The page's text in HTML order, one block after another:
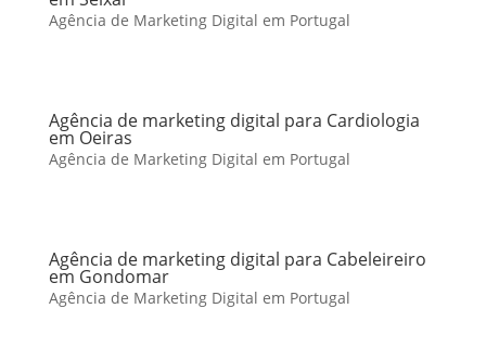
Agência de Marketing Digital em Portugal
Agência de marketing digital para Cardiologia
em Oeiras
Agência de Marketing Digital em Portugal
Agência de marketing digital para Cabeleireiro
em Gondomar
Agência de Marketing Digital em Portugal